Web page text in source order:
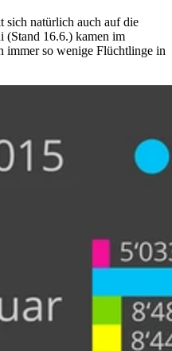
natürlich auch auf die
(Stand 16.6.) kamen im
immer so wenige Flüchtlinge in